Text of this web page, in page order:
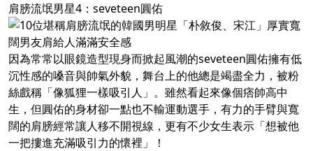
肩膀流氓男星4：seveteen圓佑
因為常常以眼鏡造型現身而掀起風潮的seveteen圓佑擁有低
沉性感的嗓音與帥氣外貌，舞台上的他總是竭盡全力，被粉
絲戲稱「像狐狸一樣吸引人」。雖然看起來像個痞帥高中
生，但圓佑的身材卻一點也不輸運動選手，有力的手臂與寬
闊的肩膀經常讓人移不開視線，更有不少女生表示「想被他
一把摟進充滿吸引力的懷裡」！